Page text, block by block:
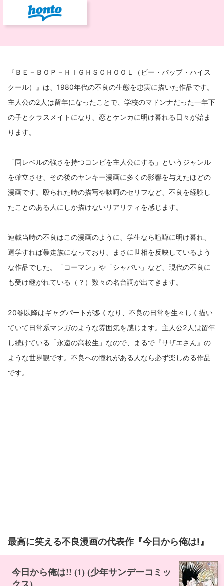
『ＢＥ－ＢＯＰ－ＨＩＧＨＳＣＨＯＯＬ（ビー・バップ・ハイス
クール）』は、1980年代の不良の生態を忠実に描いた作品です。
主人公の2人は留年になったことで、学校のマドンナだった一年下
の子とクラスメイトになり、恋とケンカに明け暮れる日々が始ま
ります。
「同レベルの強さを持つコンビを主人公にする」というジャンル
を確立させ、その後のヤンキー漫画に多くの影響を与えたほどの
漫画です。殴られた時の描写や啖呵のセリフなど、不良を経験し
たことのある人にしか描けないリアリティを感じます。
連載当時の不良はこの漫画のように、学生なら喧嘩に明け暮れ、
退学すれば暴走族になっており、まさに世相を反映しているよう
な作品でした。「コーマン」や「シャバい」など、現代の不良に
も受け継がれている（？）数々の名台詞が出てきます。
20巻以降はギャグパートが多くなり、不良の日常を生々しく描い
ていて日常系マンガのような雰囲気を感じます。主人公2人は留年
し続けている「永遠の高校生」なので、まるで『サザエさん』の
ような世界観です。不良への憧れがある人なら必ず楽しめる作品
です。
最高に笑える不良漫画の代表作『今日から俺は!』